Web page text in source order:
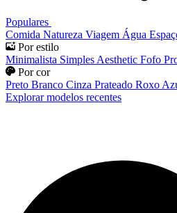
Populares
Comida Natureza Viagem Água
Por estilo
Minimalista Simples Aesthetic Fofo
Por cor
Preto Branco Cinza Prateado Roxo
Explorar modelos recentes